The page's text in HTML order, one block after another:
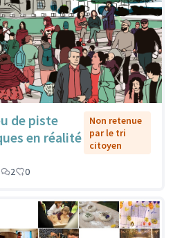
de piste
en réalité
Non retenue
par le tri
citoyen
2 0